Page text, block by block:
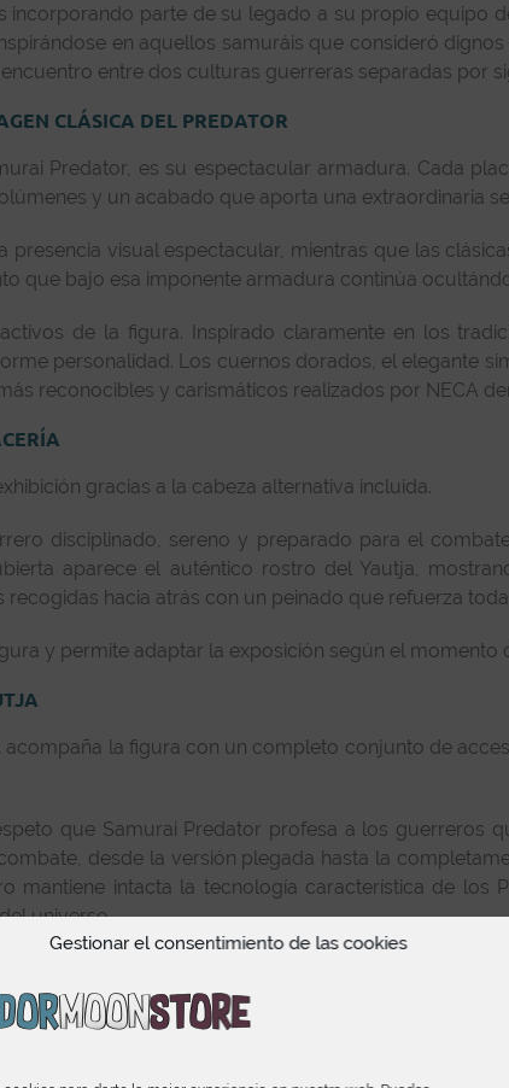
Gestionar el consentimiento de las cookies
parte de su legado a su propio equipo
en aquellos samuráis que consideró
entre dos culturas guerreras separadas por
CLÁSICA DEL PREDATOR
Predator, es su espectacular armadura. Cada
y un acabado que aporta una extraordinaria
visual espectacular, mientras que las
que bajo esa imponente armadura continúa
de la figura. Inspirado claramente en los
personalidad. Los cuernos dorados, el elegante
reconocibles y carismáticos realizados por NECA
gracias a la cabeza alternativa incluida.
disciplinado, sereno y preparado para el
aparece el auténtico rostro del Yautja,
hacia atrás con un peinado que refuerza
y permite adaptar la exposición según el momento
la figura con un completo conjunto de
que Samurai Predator profesa a los guerreros
desde la versión plegada hasta la
mantiene intacta la tecnología característica de los
universo.
completan un conjunto que multiplica las
personaje.
EN LA VITRINA